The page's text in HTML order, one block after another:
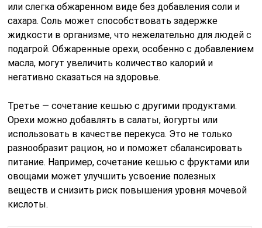
или слегка обжаренном виде без добавления соли и
сахара. Соль может способствовать задержке
жидкости в организме, что нежелательно для людей с
подагрой. Обжаренные орехи, особенно с добавлением
масла, могут увеличить количество калорий и
негативно сказаться на здоровье.
Третье — сочетание кешью с другими продуктами.
Орехи можно добавлять в салаты, йогурты или
использовать в качестве перекуса. Это не только
разнообразит рацион, но и поможет сбалансировать
питание. Например, сочетание кешью с фруктами или
овощами может улучшить усвоение полезных
веществ и снизить риск повышения уровня мочевой
кислоты.